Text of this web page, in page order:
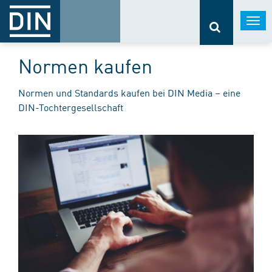
Normen kaufen
Normen und Standards kaufen bei DIN Media – eine
DIN-Tochtergesellschaft